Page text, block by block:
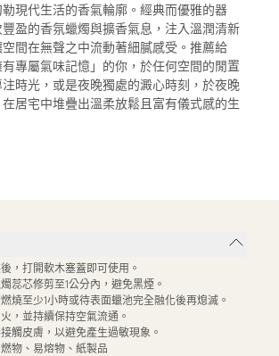
現代生活的香氣輪廓。經典而優雅的器
盈的香氛蠟燭與擴香氣息，注入溫潤清新
間在無聲之中流動著細膩感受。推薦給
有專屬氣味記憶」的你，於任何空間的閒置
時光，或是夜晚獨處的澱心時刻，於夜晚
居宅中堆疊出溫柔放鬆且富有儀式感的生
，打開軟木塞蓋即可使用。
蕊芯修剪至1公分內，避免黑煙。
燒至少1小時或待表面蠟池完全融化後再熄滅。
，並持續保持空氣流通。
觸皮膚，以避免產生過敏現象。
物、易熔物、紙製品